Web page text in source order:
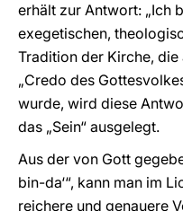
erhält zur Antwort: „Ich
exegetischen,
Tradition der Kirche, die
„Credo des
wurde, wird diese
das „Sein“ ausgelegt.
Aus der von Gott
bin-da‘“, kann man im
reichere und genauere